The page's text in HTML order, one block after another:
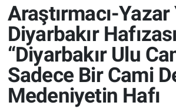
Araştırmacı-Yazar
Diyarbakır
“Diyarbakır Ulu
Sadece Bir Cami
Medeniyetin Hafı
DİYARBAKIR
EKONOMİ
GÜNDEM
BÖLGE
Namaz Vakitleri
Trafik Durumu
Süper Lig Puan Durumu ve
Tüm Manşetler